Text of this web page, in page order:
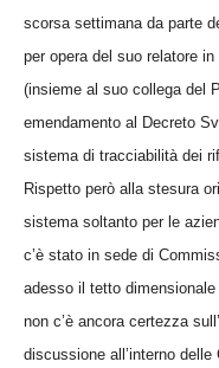
scorsa settimana da parte
per opera del suo relatore
(insieme al suo collega del
emendamento al Decreto
sistema di tracciabilità dei
Rispetto però alla stesura
sistema soltanto per le
c’è stato in sede di
adesso il tetto
non c’è ancora certezza
discussione all’interno